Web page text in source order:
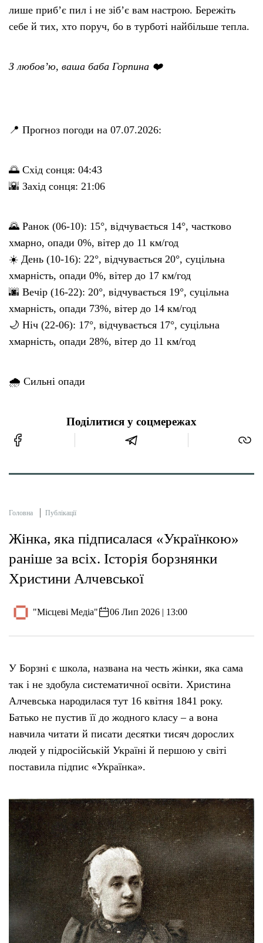
лише приб’є пил і не зіб’є вам настрою. Бережіть
себе й тих, хто поруч, бо в турботі найбільше тепла.
З любов’ю, ваша баба Горпина ❤️
📍 Прогноз погоди на 07.07.2026:
🌅 Схід сонця: 04:43
🌇 Захід сонця: 21:06
🌄 Ранок (06-10): 15°, відчувається 14°, частково
хмарно, опади 0%, вітер до 11 км/год
☀️ День (10-16): 22°, відчувається 20°, суцільна
хмарність, опади 0%, вітер до 17 км/год
🌆 Вечір (16-22): 20°, відчувається 19°, суцільна
хмарність, опади 73%, вітер до 14 км/год
🌙 Ніч (22-06): 17°, відчувається 17°, суцільна
хмарність, опади 28%, вітер до 11 км/год
🌧 Сильні опади
Поділитися у соцмережах
Головна Публікації
Жінка, яка підписалася «Українкою»
раніше за всіх. Історія борзнянки
Христини Алчевської
"Місцеві Медіа" 06 Лип 2026 | 13:00
У Борзні є школа, названа на честь жінки, яка сама
так і не здобула систематичної освіти. Христина
Алчевська народилася тут 16 квітня 1841 року.
Батько не пустив її до жодного класу – а вона
навчила читати й писати десятки тисяч дорослих
людей у підросійській Україні й першою у світі
поставила підпис «Українка».